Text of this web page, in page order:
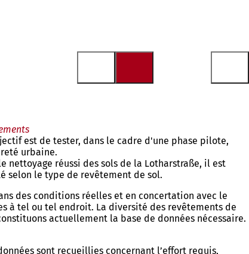
est de tester, dans le cadre d'une phase pilote,
urbaine.
nettoyage réussi des sols de la Lotharstraße, il est
selon le type de revêtement de sol.
des conditions réelles et en concertation avec le
à tel ou tel endroit. La diversité des revêtements de
actuellement la base de données nécessaire.
sont recueillies concernant l’effort requis,